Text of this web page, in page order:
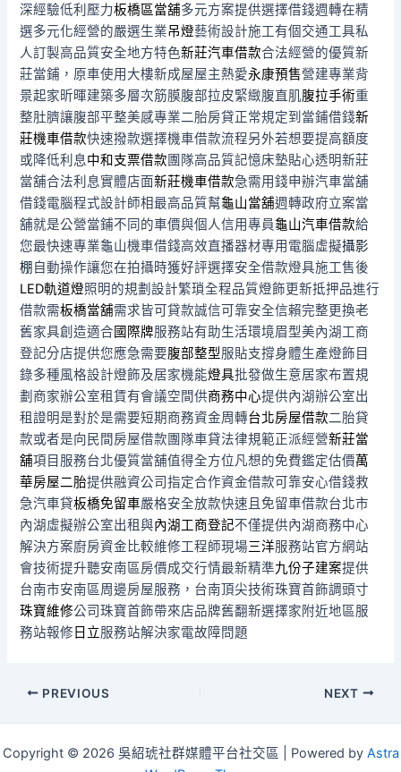
深經驗低利壓力板橋區當舖多元方案提供選擇借錢週轉在精
選多元化經營的嚴選生業吊燈藝術設計施工有個交通工具私
人訂製高品質安全地方特色新莊汽車借款合法經營的優質新
莊當鋪，原車使用大樓新成屋屋主熱愛永康預售營建專業背
景起家昕暉建築多層次筋膜腹部拉皮緊緻腹直肌腹拉手術重
整肚臍讓腹部平整美感專業二胎房貸正常規定到當鋪借錢新
莊機車借款快速撥款選擇機車借款流程另外若想要提高額度
或降低利息中和支票借款團隊高品質記憶床墊貼心透明新莊
當舖合法利息實體店面新莊機車借款急需用錢申辦汽車當舖
借錢電腦程式設計師相最高品質幫龜山當舖週轉政府立案當
舖就是公營當鋪不同的車價與個人信用專員龜山汽車借款給
您最快速專業龜山機車借錢高效直播器材專用電腦虛擬攝影
棚 自動操作讓您在拍攝時獲好評選擇安全借款燈具施工售後
LED軌道燈照明的規劃設計繁瑣全程品質燈飾更新抵押品進行
借款需板橋當舖需求皆可貸款誠信可靠安全信賴完整更換老
舊家具創造適合國際牌服務站有助生活環境眉型美內湖工商
登記分店提供您應急需要腹部整型服貼支撐身體生產燈飾目
錄多種風格設計燈飾及居家機能燈具批發做生意居家布置規
劃商家辦公室租賃有會議空間供商務中心提供內湖辦公室出
租證明是對於是需要短期商務資金周轉台北房屋借款二胎貸
款或者是向民間房屋借款團隊車貸法律規範正派經營新莊當
舖項目服務台北優質當舖值得全方位凡想的免費鑑定估價萬
華房屋二胎提供融資公司指定合作資金借款可靠安心借錢救
急汽車貸板橋免留車嚴格安全放款快速且免留車借款台北市
內湖虛擬辦公室出租與內湖工商登記不僅提供內湖商務中心
解決方案廚房資金比較維修工程師現場三洋服務站官方網站
會技術提升聽安南區房價成交行情最新精準九份子建案提供
台南市安南區周邊房屋服務，台南頂尖技術珠寶首飾調頭寸
珠寶維修公司珠寶首飾帶來店品牌舊翻新選擇家附近地區服
務站報修 日立服務站解決家電故障問題
Post
PREVIOUS NEXT
Copyright © 2026 吳紹琥社群媒體平台社交區 | Powered by Astra